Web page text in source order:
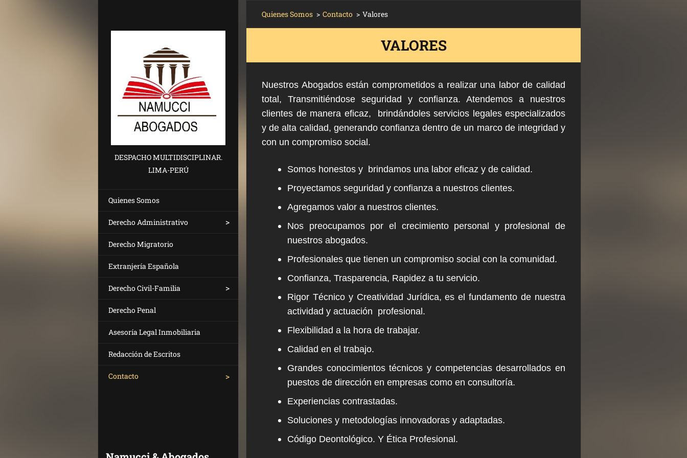
DESPACHO MULTIDISCIPLINAR.
LIMA-PERÚ
Quienes Somos
Derecho Administrativo
Derecho Migratorio
Extranjería Española
Derecho Civil-Familia
Derecho Penal
Asesoría Legal Inmobiliaria
Redacción de Escritos
Contacto
Quienes Somos > Contacto > Valores
VALORES
Nuestros Abogados están comprometidos a realizar una labor de calidad
total, Transmitiéndose seguridad y confianza. Atendemos a nuestros
clientes de manera eficaz, brindándoles servicios legales especializados
y de alta calidad, generando confianza dentro de un marco de integridad y
con un compromiso social.
Somos honestos y brindamos una labor eficaz y de calidad.
Proyectamos seguridad y confianza a nuestros clientes.
Agregamos valor a nuestros clientes.
Nos preocupamos por el crecimiento personal y profesional de
nuestros abogados.
Profesionales que tienen un compromiso social con la comunidad.
Confianza, Trasparencia, Rapidez a tu servicio.
Rigor Técnico y Creatividad Jurídica, es el fundamento de nuestra
actividad y actuación profesional.
Flexibilidad a la hora de trabajar.
Calidad en el trabajo.
Grandes conocimientos técnicos y competencias desarrollados en
puestos de dirección en empresas como en consultoría.
Experiencias contrastadas.
Soluciones y metodologías innovadoras y adaptadas.
Código Deontológico. Y Ética Profesional.